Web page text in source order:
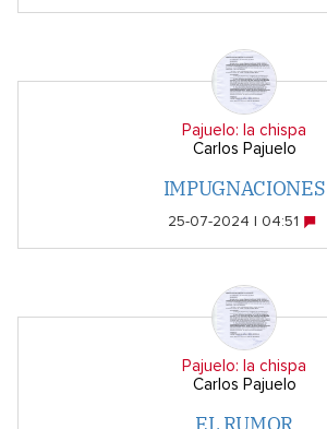
Pajuelo: la chispa
Carlos Pajuelo
IMPUGNACIONES
25-07-2024 | 04:51
Pajuelo: la chispa
Carlos Pajuelo